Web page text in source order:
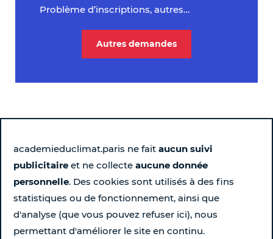
academieduclimat.paris ne fait aucun suivi
publicitaire et ne collecte aucune donnée
personnelle. Des cookies sont utilisés à des fins
statistiques ou de fonctionnement, ainsi que
d'analyse (que vous pouvez refuser ici), nous
permettant d'améliorer le site en continu.
Problème d’inscriptions, autres…
Autres demandes
Suivez-nous
Page Instagram de l'Académie du Climat - Nouvelle
Page LinkedIn de l'Académie du Climat - Nouvelle
Page Facebook de l'Académie du Climat -
Chaîne YouTube de l'Académie du
Pour ne rien rater chaque semaine...